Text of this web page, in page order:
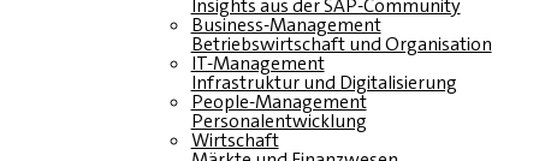
Insights aus der SAP-Community
Business-Management
Betriebswirtschaft und Organisation
IT-Management
Infrastruktur und Digitalisierung
People-Management
Personalentwicklung
Wirtschaft